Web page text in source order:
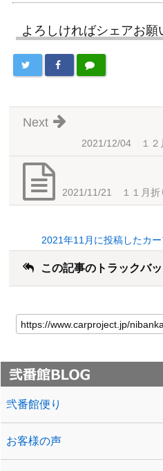
よろしければシェアお願
2021/12/04 １２
Next
2021/11/21 １１月折
2021年11月に投稿したカ
この記事のトラックバ
弐番館便り
お客様の声